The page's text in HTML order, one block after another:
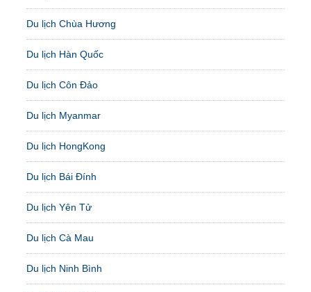
Du lịch Chùa Hương
Du lịch Hàn Quốc
Du lịch Côn Đảo
Du lịch Myanmar
Du lịch HongKong
Du lịch Bái Đính
Du lịch Yên Tử
Du lịch Cà Mau
Du lịch Ninh Bình